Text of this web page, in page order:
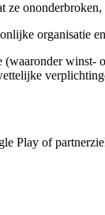
organisatie
Play of